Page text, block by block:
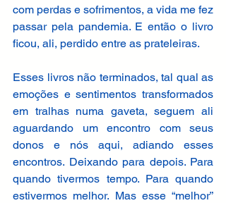
com perdas e sofrimentos, a vida me fez
passar pela pandemia. E então o livro
ficou, ali, perdido entre as prateleiras.
Esses livros não terminados, tal qual as
emoções e sentimentos transformados
em tralhas numa gaveta, seguem ali
aguardando um encontro com seus
donos e nós aqui, adiando esses
encontros. Deixando para depois. Para
quando tivermos tempo. Para quando
estivermos melhor. Mas esse “melhor”